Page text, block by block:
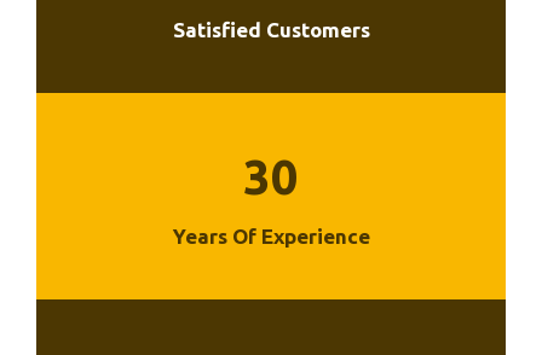
Satisfied Customers
30
Years Of Experience